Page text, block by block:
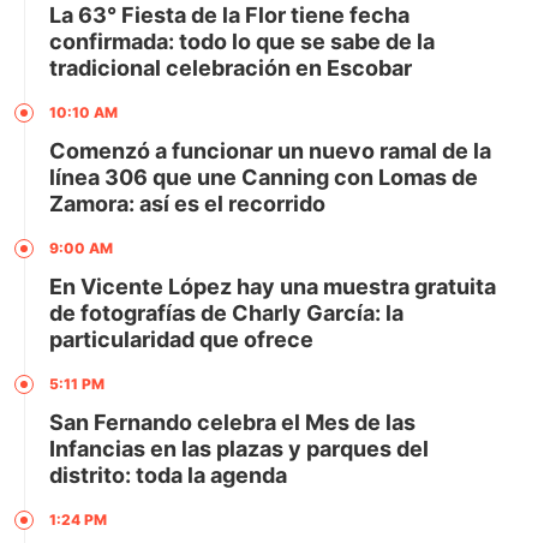
La 63° Fiesta de la Flor tiene fecha
confirmada: todo lo que se sabe de la
tradicional celebración en Escobar
10:10 AM
Comenzó a funcionar un nuevo ramal de la
línea 306 que une Canning con Lomas de
Zamora: así es el recorrido
9:00 AM
En Vicente López hay una muestra gratuita
de fotografías de Charly García: la
particularidad que ofrece
5:11 PM
San Fernando celebra el Mes de las
Infancias en las plazas y parques del
distrito: toda la agenda
1:24 PM